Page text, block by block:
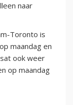
naar
Toronto is
maandag en
ook weer
op maandag